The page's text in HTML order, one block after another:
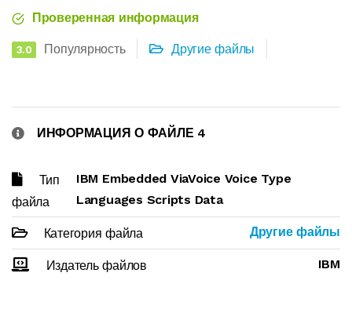
Проверенная информация
3.0 Популярность Другие файлы
ИНФОРМАЦИЯ О ФАЙЛЕ 4
Тип
файла
IBM Embedded ViaVoice Voice Type
Languages Scripts Data
Категория файла Другие файлы
Издатель файлов IBM